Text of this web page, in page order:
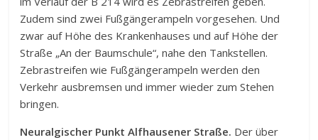
Zudem sind zwei Fußgängerampeln vorgesehen. Und
zwar auf Höhe des Krankenhauses und auf Höhe der
Straße „An der Baumschule“, nahe den Tankstellen.
Zebrastreifen wie Fußgängerampeln werden den
Verkehr ausbremsen und immer wieder zum Stehen
bringen.
Neuralgischer Punkt Alfhausener Straße. Der über